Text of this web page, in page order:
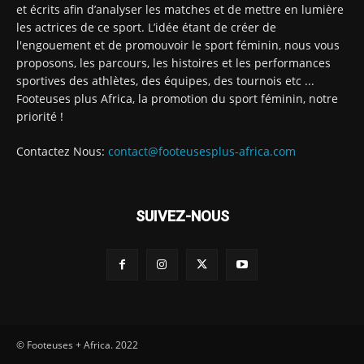
et écrits afin d’analyser les matches et de mettre en lumière
les actrices de ce sport. L’idée étant de créer de
l'engouement et de promouvoir le sport féminin, nous vous
proposons, les parcours, les histoires et les performances
sportives des athlètes, des équipes, des tournois etc ...
Footeuses plus Africa, la promotion du sport féminin, notre
priorité !
Contactez Nous: contact@footeusesplus-africa.com
SUIVEZ-NOUS
© Footeuses + Africa. 2022